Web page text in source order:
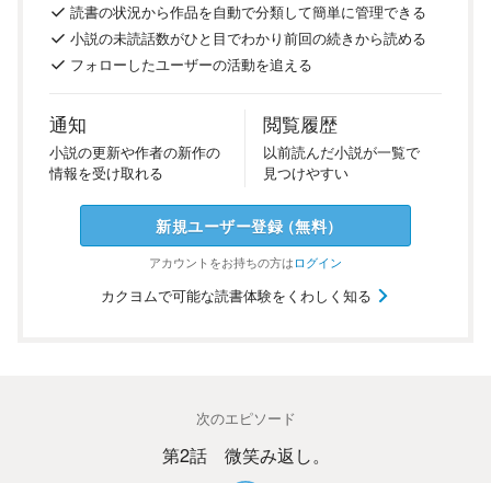
読書の状況から作品を自動で分類して簡単に管理できる
小説の未読話数がひと目でわかり前回の続きから読める
フォローしたユーザーの活動を追える
通知
小説の更新や作者の新作の
情報を受け取れる
閲覧履歴
以前読んだ小説が一覧で
見つけやすい
新規ユーザー登録（無料）
アカウントをお持ちの方はログイン
カクヨムで可能な読書体験をくわしく知る
次のエピソード
第2話 微笑み返し。